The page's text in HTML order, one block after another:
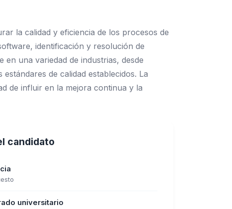
la calidad y eficiencia de los procesos de
identificación y resolución de
una variedad de industrias, desde
de calidad establecidos. La
de influir en la mejora continua y la
candidato
universitario